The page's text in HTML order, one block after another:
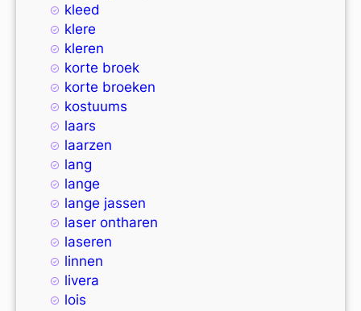
kleed
klere
kleren
korte broek
korte broeken
kostuums
laars
laarzen
lang
lange
lange jassen
laser ontharen
laseren
linnen
livera
lois